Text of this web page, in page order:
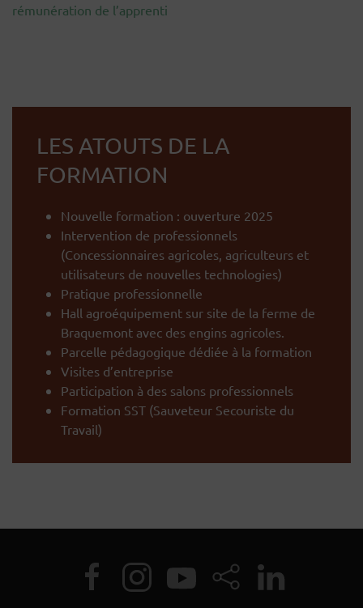
rémunération de l’apprenti
LES ATOUTS DE LA
FORMATION
Nouvelle formation : ouverture 2025
Intervention de professionnels
(Concessionnaires agricoles, agriculteurs et
utilisateurs de nouvelles technologies)
Pratique professionnelle
Hall agroéquipement sur site de la ferme de
Braquemont avec des engins agricoles.
Parcelle pédagogique dédiée à la formation
Visites d’entreprise
Participation à des salons professionnels
Formation SST (Sauveteur Secouriste du
Travail)